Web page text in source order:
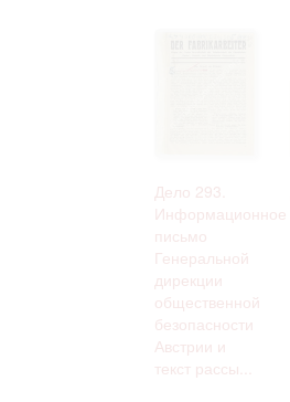
Дело 293.
Информационное
письмо
Генеральной
дирекции
общественной
безопасности
Австрии и
текст рассы...